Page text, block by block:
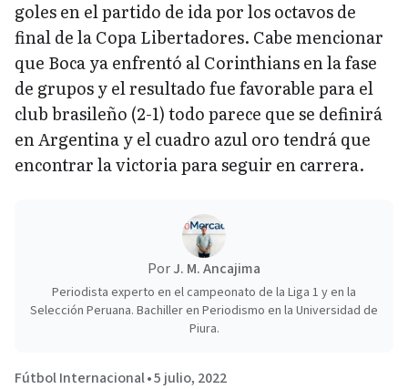
goles en el partido de ida por los octavos de
final de la Copa Libertadores. Cabe mencionar
que Boca ya enfrentó al Corinthians en la fase
de grupos y el resultado fue favorable para el
club brasileño (2-1) todo parece que se definirá
en Argentina y el cuadro azul oro tendrá que
encontrar la victoria para seguir en carrera.
PorJ. M. Ancajima
Periodista experto en el campeonato de la Liga 1 y en la
Selección Peruana. Bachiller en Periodismo en la Universidad de
Piura.
Fútbol Internacional•5 julio, 2022